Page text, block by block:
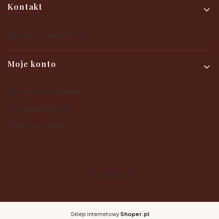
Kontakt
Moje konto
Sklep internetowy Shoper.pl